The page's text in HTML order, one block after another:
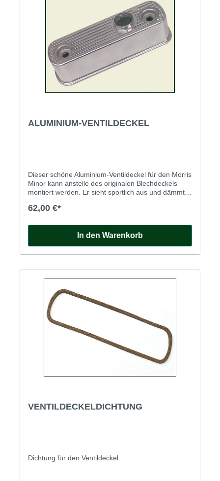
ALUMINIUM-VENTILDECKEL
Dieser schöne Aluminium-Ventildeckel für den Morris
Minor kann anstelle des originalen Blechdeckels
montiert werden. Er sieht sportlich aus und dämmt
62,00 €*
In den Warenkorb
VENTILDECKELDICHTUNG
Dichtung für den Ventildeckel